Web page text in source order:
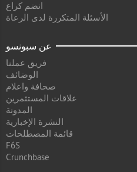
انضم كراع
الأسئلة المتكررة لدى الرعاة
عن سبونسو
فريق عملنا
الوضائف
صحافة واعلام
علاقات المستثمرين
المدونة
النشرة الإخبارية
قائمة المصطلحات
F6S
Crunchbase